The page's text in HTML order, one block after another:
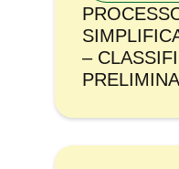
–